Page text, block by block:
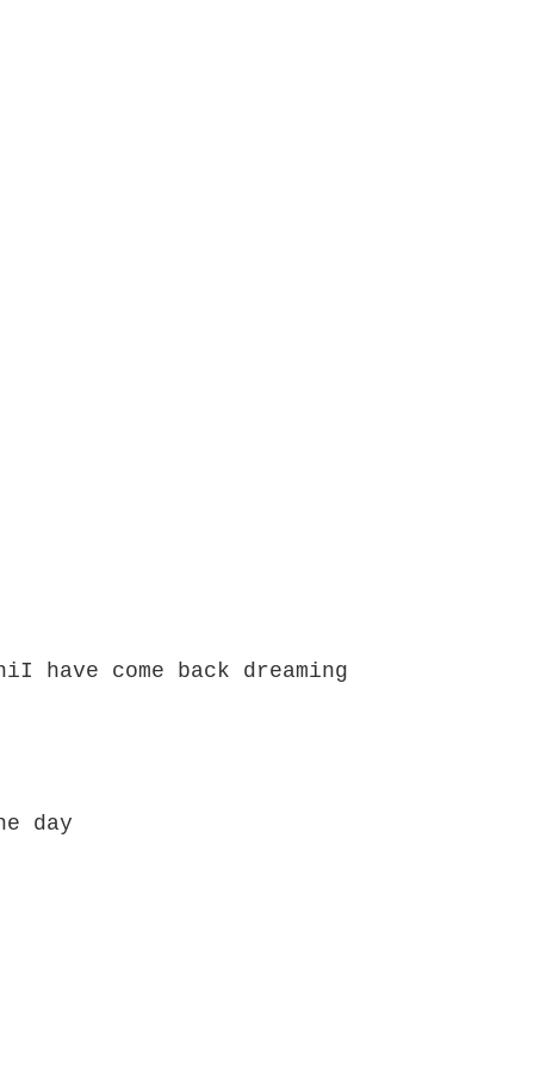
have come back dreaming
day